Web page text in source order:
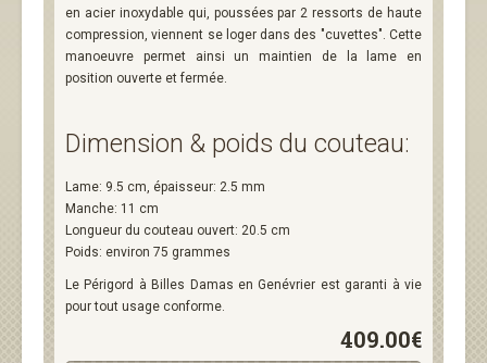
en acier inoxydable qui, poussées par 2 ressorts de haute
compression, viennent se loger dans des "cuvettes". Cette
manoeuvre permet ainsi un maintien de la lame en
position ouverte et fermée.
Dimension & poids du couteau:
Lame: 9.5 cm, épaisseur: 2.5 mm
Manche: 11 cm
Longueur du couteau ouvert: 20.5 cm
Poids: environ 75 grammes
Le Périgord à Billes Damas en Genévrier est garanti à vie
pour tout usage conforme.
409.00€